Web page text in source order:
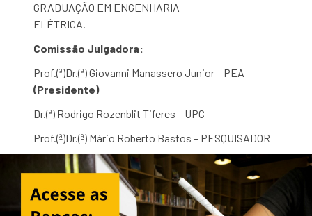
GRADUAÇÃO EM ENGENHARIA
ELÉTRICA.
Comissão Julgadora:
Prof.(ª)Dr.(ª) Giovanni Manassero Junior – PEA
(Presidente)
Dr.(ª) Rodrigo Rozenblit Tiferes – UPC
Prof.(ª)Dr.(ª) Mário Roberto Bastos – PESQUISADOR